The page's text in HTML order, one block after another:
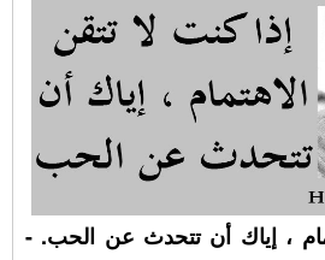
، إياك أن تتحدث عن الحب. -